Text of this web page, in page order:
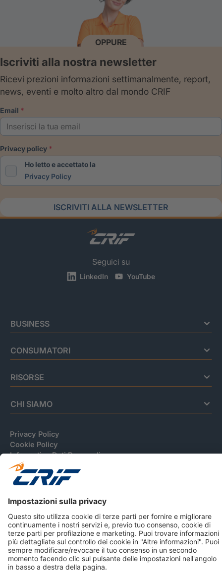
OPPURE
Iscriviti alla nostra newsletter
Ricevi prezioni informazioni settimanalmente, report,
news, eventi e molto altro dal mondo CRIF
email
privacy policy
Ho letto e accettato la
Privacy Policy
ISCRIVITI ALLA NEWSLETTER
Seguici su
LinkedIn YouTube
BUSINESS
CONSUMATORI
RISORSE
CHI SIAMO
Privacy Policy
Cookie Policy
Informativa Dati Personali
CRIF Business Ethics
Accessibilità
Informativa Privacy Relativa Al Sistema Di Informazioni
Creditizie
© 2026 CRIF S.p.A. Tutti i diritti riservati.
Via della Beverara, 21 / 40131 Bologna / Italy Cap. Soc.
sottoscritto € 51.941.235,00 di cui versato € 51.806.190,00 |